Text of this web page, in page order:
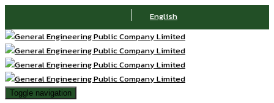
English
Toggle navigation